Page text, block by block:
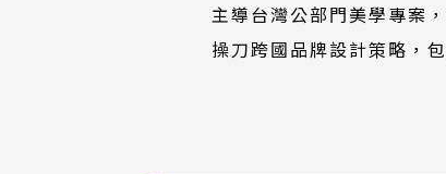
主導台灣公部門美學專案
操刀跨國品牌設計策略，